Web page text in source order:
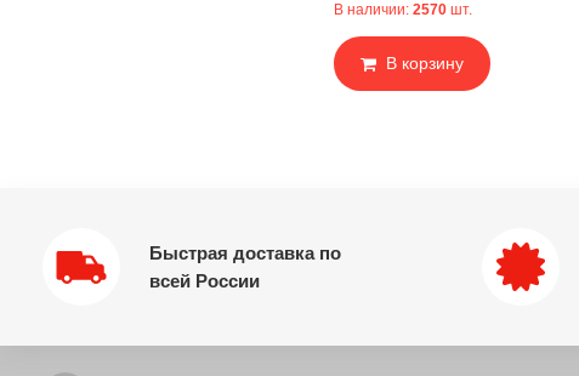
В наличии: 2570 шт.
В корзину
Быстрая доставка по
всей России